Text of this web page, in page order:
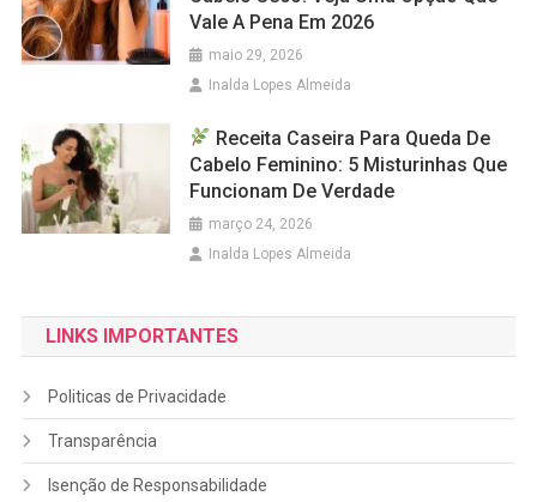
Vale A Pena Em 2026
maio 29, 2026
Inalda Lopes Almeida
Receita Caseira Para Queda De
Cabelo Feminino: 5 Misturinhas Que
Funcionam De Verdade
março 24, 2026
Inalda Lopes Almeida
LINKS IMPORTANTES
Politicas de Privacidade
Transparência
Isenção de Responsabilidade